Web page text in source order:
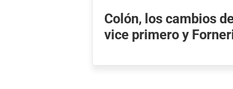
Colón, los cambios
vice primero y